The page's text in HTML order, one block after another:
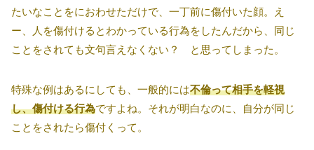
たいなことをにおわせただけで、一丁前に傷付いた顔。え
ー、人を傷付けるとわかっている行為をしたんだから、同じ
ことをされても文句言えなくない？ と思ってしまった。
特殊な例はあるにしても、一般的には不倫って相手を軽視
し、傷付ける行為ですよね。それが明白なのに、自分が同じ
ことをされたら傷付くって。